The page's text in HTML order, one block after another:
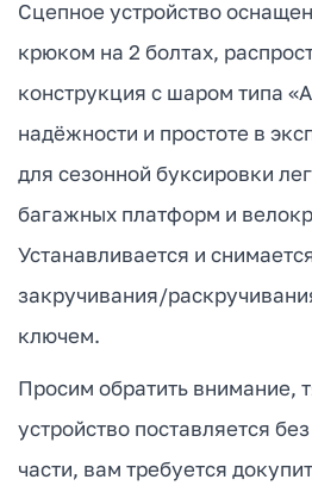
Сцепное устройство
крюком на 2 болтах,
конструкция с шаром типа
надёжности и простоте в
для сезонной буксировки
багажных платформ и
Устанавливается и
закручивания/
ключем.
Просим обратить внимание,
устройство поставляется
части, вам требуется